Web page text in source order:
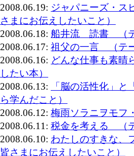
2008.06.19: ジャパニーズ・
さまにお伝えしたいこと）
2008.06.18: 船井流 読書 （テ
2008.06.17: 祖父の一言 （テ
2008.06.16: どんな仕事も素
したい本）
2008.06.13:
「脳の活性化」
ら学んだこと）
2008.06.12: 梅雨ソラニヲモフ
2008.06.11: 税金を考える （
2008.06.10: わたしのすきな
皆さまにお伝えしたいこと）